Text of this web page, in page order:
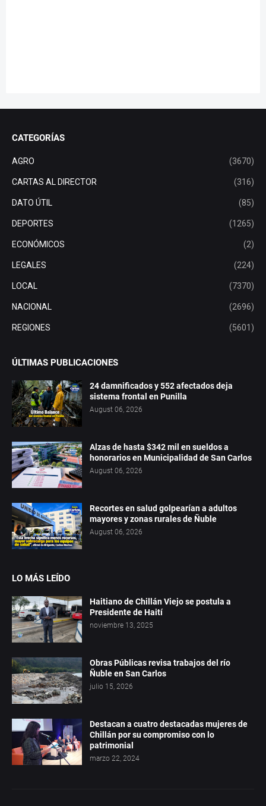
CATEGORÍAS
AGRO (3670)
CARTAS AL DIRECTOR (316)
DATO ÚTIL (85)
DEPORTES (1265)
ECONÓMICOS (2)
LEGALES (224)
LOCAL (7370)
NACIONAL (2696)
REGIONES (5601)
ÚLTIMAS PUBLICACIONES
24 damnificados y 552 afectados deja
sistema frontal en Punilla
August 06, 2026
Alzas de hasta $342 mil en sueldos a
honorarios en Municipalidad de San Carlos
August 06, 2026
Recortes en salud golpearían a adultos
mayores y zonas rurales de Ñuble
August 06, 2026
LO MÁS LEÍDO
Haitiano de Chillán Viejo se postula a
Presidente de Haití
noviembre 13, 2025
Obras Públicas revisa trabajos del río
Ñuble en San Carlos
julio 15, 2026
Destacan a cuatro destacadas mujeres de
Chillán por su compromiso con lo
patrimonial
marzo 22, 2024